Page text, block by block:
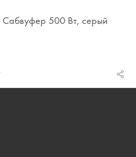
500 Вт, серый